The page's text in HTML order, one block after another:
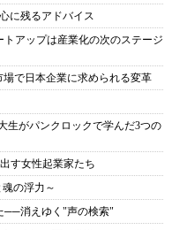
に残るアドバイス
アップは産業化の次のステージ
で日本企業に求められる変革
がパンクロックで学んだ3つの
す女性起業家たち
の浮力～
──消えゆく"声の検索"